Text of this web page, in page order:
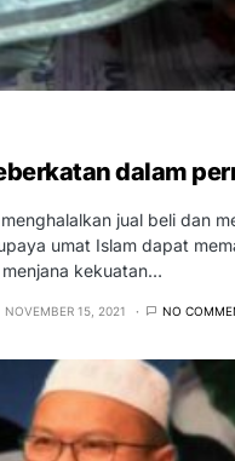
dalam
jual beli dan
umat Islam dapat
kekuatan…
NOVEMBER 15, 2021 NO